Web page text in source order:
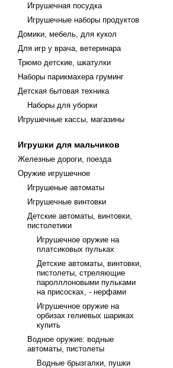
Игрушечная посудка
Игрушечные наборы продуктов
Домики, мебель, для кукол
Для игр у врача, ветеринара
Трюмо детские, шкатулки
Наборы парикмахера груминг
Детская бытовая техника
Наборы для уборки
Игрушечные кассы, магазины
Игрушки для мальчиков
Железные дороги, поезда
Оружие игрушечное
Игрушеные автоматы
Игрушечные винтовки
Детские автоматы, винтовки,
пистолетики
Игрушечное оружие на
платсиковых пульках
Детские автоматы, винтовки,
пистолеты, стреляющие
паролллоновыми пульками
на присосках, - нерфами
Игрушечное оружие на
орбизах гелиевых шариках
купить
Водное оружие: водные
автоматы, пистолеты
Водные брызгалки, пушки